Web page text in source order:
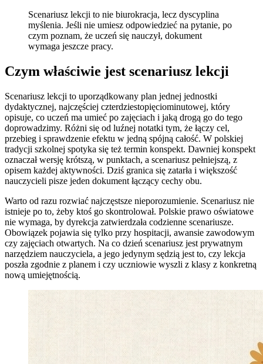
Scenariusz lekcji to nie biurokracja, lecz dyscyplina
myślenia. Jeśli nie umiesz odpowiedzieć na pytanie, po
czym poznam, że uczeń się nauczył, dokument
wymaga jeszcze pracy.
Czym właściwie jest scenariusz lekcji
Scenariusz lekcji to uporządkowany plan jednej jednostki
dydaktycznej, najczęściej czterdziestopięciominutowej, który
opisuje, co uczeń ma umieć po zajęciach i jaką drogą go do tego
doprowadzimy. Różni się od luźnej notatki tym, że łączy cel,
przebieg i sprawdzenie efektu w jedną spójną całość. W polskiej
tradycji szkolnej spotyka się też termin konspekt. Dawniej konspekt
oznaczał wersję krótszą, w punktach, a scenariusz pełniejszą, z
opisem każdej aktywności. Dziś granica się zatarła i większość
nauczycieli pisze jeden dokument łączący cechy obu.
Warto od razu rozwiać najczęstsze nieporozumienie. Scenariusz nie
istnieje po to, żeby ktoś go skontrolował. Polskie prawo oświatowe
nie wymaga, by dyrekcja zatwierdzała codzienne scenariusze.
Obowiązek pojawia się tylko przy hospitacji, awansie zawodowym
czy zajęciach otwartych. Na co dzień scenariusz jest prywatnym
narzędziem nauczyciela, a jego jedynym sędzią jest to, czy lekcja
poszła zgodnie z planem i czy uczniowie wyszli z klasy z konkretną
nową umiejętnością.